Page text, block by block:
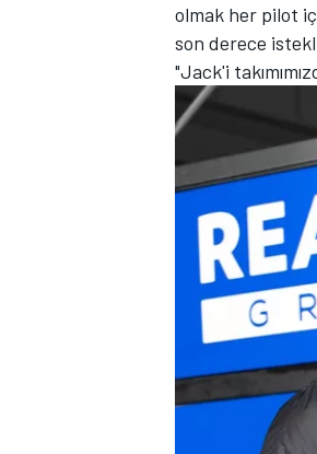
olmak her pilot
son derece
"Jack'i